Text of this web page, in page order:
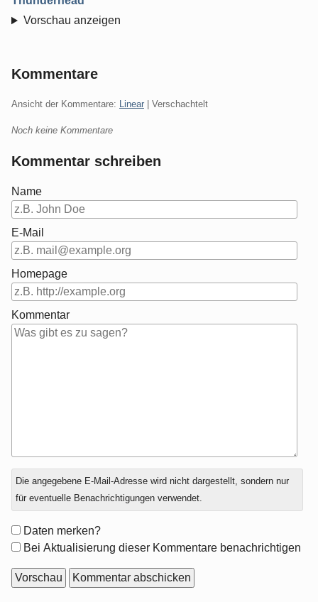
Vorschau anzeigen
Kommentare
Ansicht der Kommentare: Linear | Verschachtelt
Noch keine Kommentare
Kommentar schreiben
Name
E-Mail
Homepage
Kommentar
Antwort
zu
Die angegebene E-Mail-Adresse wird nicht dargestellt, sondern nur
für eventuelle Benachrichtigungen verwendet.
Formular-
Optionen
Daten merken?
Bei Aktualisierung dieser Kommentare benachrichtigen